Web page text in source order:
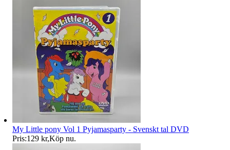
My Little pony Vol 1 Pyjamasparty - Svenskt tal DVD
Pris:129 kr,Köp nu.